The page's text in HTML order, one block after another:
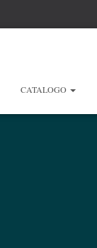
CATALOGO